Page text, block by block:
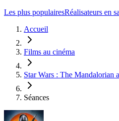
Les plus populairesRéalisateurs en
Accueil
Films au cinéma
Star Wars : The Mandalorian
Séances